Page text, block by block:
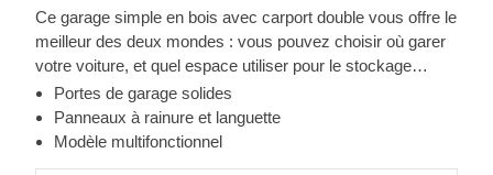
Ce garage simple en bois avec carport double vous offre le
meilleur des deux mondes : vous pouvez choisir où garer
votre voiture, et quel espace utiliser pour le stockage
d'objets ou d'autres véhicules. Désormais, vous n'aurez
plus à choisir. Profitez du luxe d'avoir un espace de
stockage sécurisé pour votre véhicule, vous pourriez
Portes de garage solides
Panneaux à rainure et languette
Modèle multifonctionnel